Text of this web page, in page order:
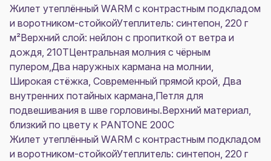
Жилет утеплённый WARM c контрастным подкладом
и воротником-стойкойУтеплитель: синтепон, 220 г
м²Верхний слой: нейлон с пропиткой от ветра и
дождя, 210TЦентральная молния с чёрным
пулером,Два наружных кармана на молнии,
Широкая стёжка, Современный прямой крой, Два
внутренних потайных кармана,Петля для
подвешивания в шве горловины.Верхний материал,
близкий по цвету к PANTONE 200C
Жилет утеплённый WARM c контрастным подкладом
и воротником-стойкойУтеплитель: синтепон, 220 г